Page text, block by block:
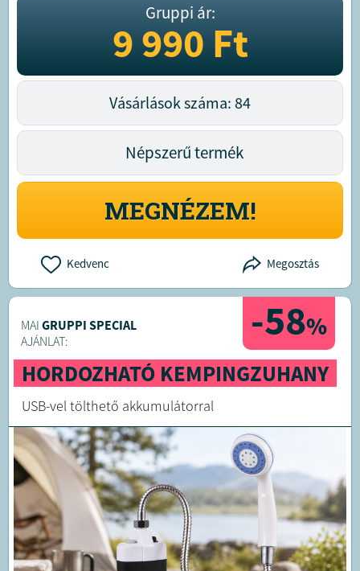
Gruppi ár:
9 990Ft
Vásárlások száma: 84
Népszerű termék
MEGNÉZEM!
Kedvenc Megosztás
-58%
MAI GRUPPI SPECIAL
AJÁNLAT:
HORDOZHATÓ KEMPINGZUHANY
USB-vel tölthető akkumulátorral